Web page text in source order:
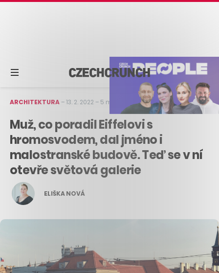
ARCHITEKTURA–13. 2. 2022 – 5 min čtení
Muž, co poradil Eiffelovi s
hromosvodem, dal jméno i
malostranské budově. Teď se v ní
otevře světová galerie
ELIŠKA NOVÁ